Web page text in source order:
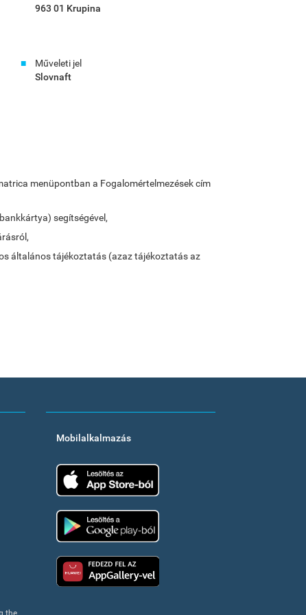
963 01 Krupina
Műveleti jel
Slovnaft
menüpontban a Fogalomértelmezések cím
segítségével,
általános tájékoztatás (azaz tájékoztatás az
the
Mobilalkalmazás
App Store
Google Play
Huawei app gallery